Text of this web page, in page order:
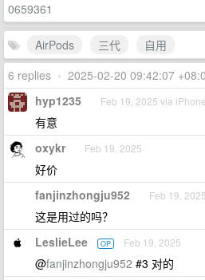
0659361
AirPods 三代
自用
6 replies • 2025-02-20 09:42:07
hyp1235 Feb 19, 2025 via iPhone
有意
oxykr Feb 19, 2025
好价
fanjinzhongju952 Feb 19, 2025
这是用过的吗？
LeslieLee OP Feb 19, 2025
@fanjinzhongju952 #3 对的